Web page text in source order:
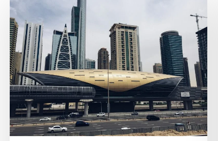
guida
per
il
regime
fiscale
agevolato
per
PMI
e
start-
up